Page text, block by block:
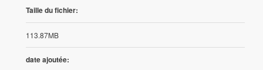
Taille du fichier:
113.87MB
date ajoutée: